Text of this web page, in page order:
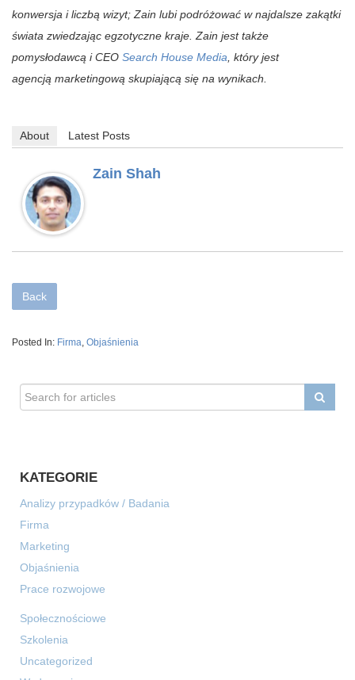
konwersja i liczbą wizyt; Zain lubi podróżować w najdalsze zakątki
świata zwiedzając egzotyczne kraje. Zain jest także
pomysłodawcą i CEO Search House Media , który jest
agencją marketingową skupiającą się na wynikach.
About Latest Posts
Zain Shah
Back
Posted In: Firma Objaśnienia
KATEGORIE
Analizy przypadków / Badania
Firma
Marketing
Objaśnienia
Prace rozwojowe
Społecznościowe
Szkolenia
Uncategorized